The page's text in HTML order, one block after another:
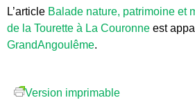
L’article Balade nature, patrimoine et
de la Tourette à La Couronne est
GrandAngoulême.
Version imprimable